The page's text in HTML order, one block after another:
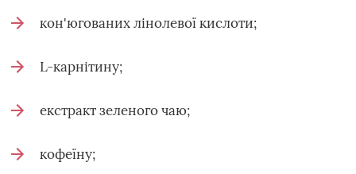
кон'югованих лінолевої кислоти;
L-карнітину;
екстракт зеленого чаю;
кофеїну;